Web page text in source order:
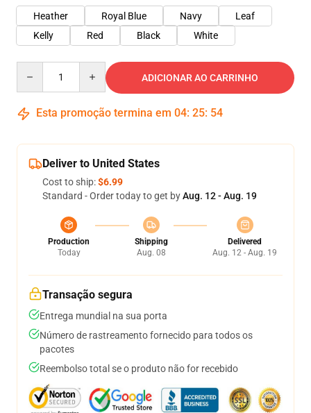
Heather
Royal Blue Navy
Leaf
Kelly
Red Black White
ADICIONAR AO CARRINHO
Esta promoção termina em 04: 25: 54
Deliver to United States
Cost to ship:$6.99
Standard - Order today to get byAug. 12 - Aug. 19
Production
Today
Shipping
Aug. 08
Delivered
Aug. 12 - Aug. 19
Transação segura
Entrega mundial na sua porta
Número de rastreamento fornecido para todos os
pacotes
Reembolso total se o produto não for recebido